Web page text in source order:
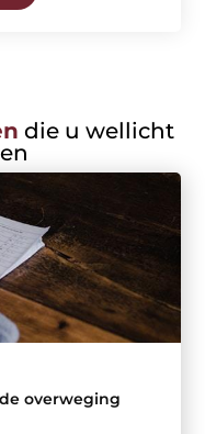
die u wellicht
overweging